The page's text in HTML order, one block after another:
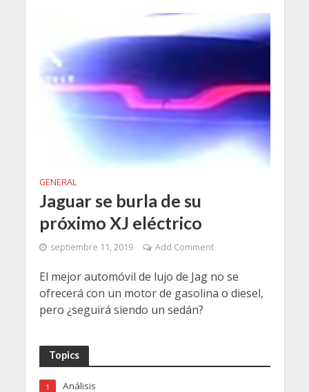
GENERAL
Jaguar se burla de su
próximo XJ eléctrico
septiembre 11, 2019 Add Comment
El mejor automóvil de lujo de Jag no se
ofrecerá con un motor de gasolina o diesel,
pero ¿seguirá siendo un sedán?
Topics
Análisis
1